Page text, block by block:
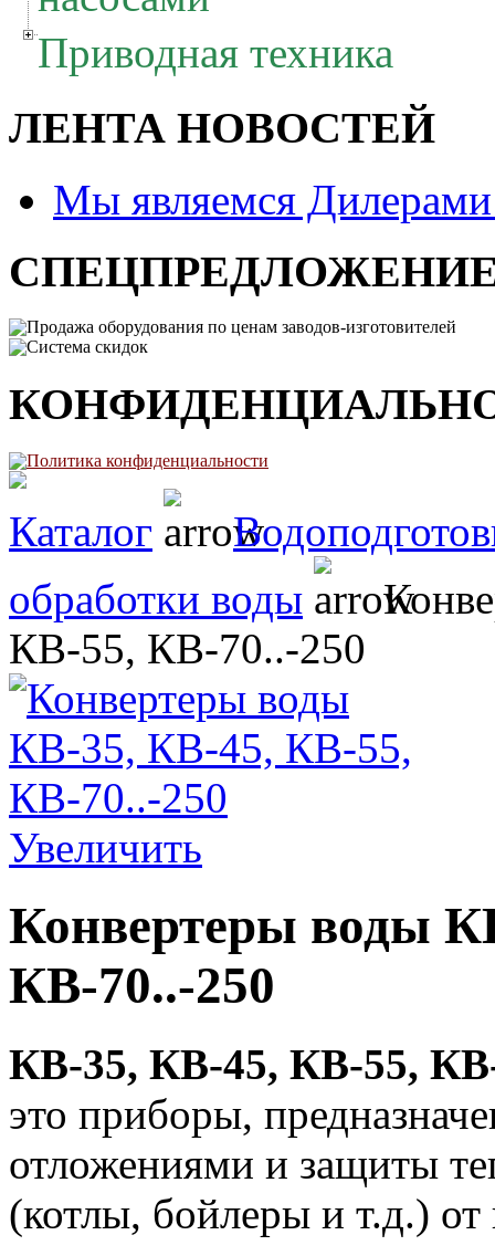
Приводная техника
ЛЕНТА НОВОСТЕЙ
Мы являемся
Продажа оборудования по ценам заводов-изготовителей
Система скидок
Политика конфиденциальности
Каталог
обработки воды
КВ-55, КВ-70..-250
Увеличить
Конвертеры воды
КВ-70..-250
КВ-35, КВ-45, КВ-55,
это приборы,
отложениями и защиты
(котлы, бойлеры и т.д.) от